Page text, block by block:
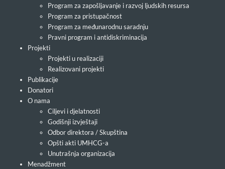
Program za zapošljavanje i razvoj ljudskih resursa
Program za pristupačnost
Program za međunarodnu saradnju
Pravni program i antidiskriminacija
Projekti
Projekti u realizaciji
Realizovani projekti
Publikacije
Donatori
O nama
Ciljevi i djelatnosti
Godišnji izvještaji
Odbor direktora / Skupština
Opšti akti UMHCG-a
Unutrašnja organizacija
Menadžment